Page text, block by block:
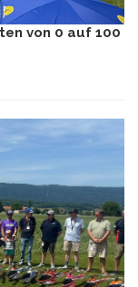
von 0 auf 100